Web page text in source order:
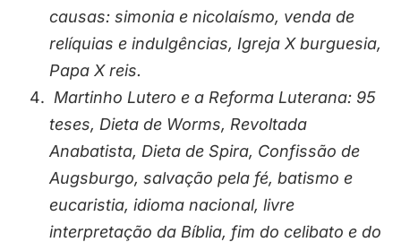
causas: simonia e nicolaísmo, venda de
relíquias e indulgências, Igreja X burguesia,
Papa X reis.
Martinho Lutero e a Reforma Luterana: 95
teses, Dieta de Worms, Revoltada
Anabatista, Dieta de Spira, Confissão de
Augsburgo, salvação pela fé, batismo e
eucaristia, idioma nacional, livre
interpretação da Bíblia, fim do celibato e do